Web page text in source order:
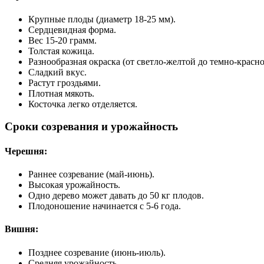
Крупные плоды (диаметр 18-25 мм).
Сердцевидная форма.
Вес 15-20 грамм.
Толстая кожица.
Разнообразная окраска (от светло-желтой до темно-
Сладкий вкус.
Растут гроздьями.
Плотная мякоть.
Косточка легко отделяется.
Сроки созревания и урожайность
Черешня:
Раннее созревание (май-июнь).
Высокая урожайность.
Одно дерево может давать до 50 кг плодов.
Плодоношение начинается с 5-6 года.
Вишня:
Позднее созревание (июнь-июль).